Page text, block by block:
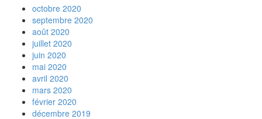
octobre 2020
septembre 2020
août 2020
juillet 2020
juin 2020
mai 2020
avril 2020
mars 2020
février 2020
décembre 2019